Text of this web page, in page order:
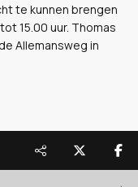
te kunnen brengen
15.00 uur. Thomas
Allemansweg in